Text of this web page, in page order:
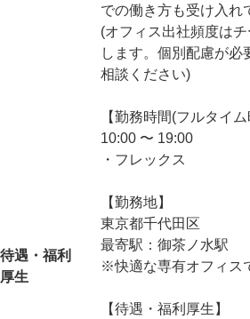
待遇・福利
厚生
での働き方も受け入れ
(オフィス出社頻度は
します。個別配慮が必
相談ください)
【勤務時間(フルタイム
10:00 〜 19:00
・フレックス
【勤務地】
東京都千代田区
最寄駅：御茶ノ水駅
※快適な専有オフィス
【待遇・福利厚生】